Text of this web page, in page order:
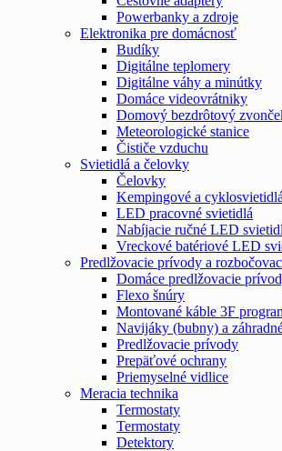
Powerbanky a zdroje
Elektronika pre domácnosť
Budíky
Digitálne teplomery
Digitálne váhy a minútky
Domáce videovrátniky
Domový bezdrôtový
Meteorologické stanice
Čističe vzduchu
Svietidlá a čelovky
Čelovky
Kempingové a cyklosvietidlá
LED pracovné svietidlá
Nabíjacie ručné LED
Vreckové batériové LED
Predlžovacie prívody a
Domáce predlžovacie
Flexo šnúry
Montované káble 3F
Navijáky (bubny) a
Predlžovacie prívody
Prepäťové ochrany
Priemyselné vidlice
Meracia technika
Termostaty
Termostaty
Detektory